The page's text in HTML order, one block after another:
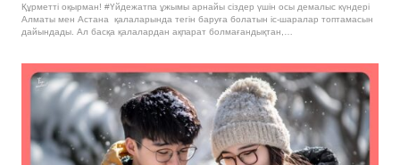
Құрметті оқырман! #Үйдежатпа ұжымы арнайы сіздер үшін осы демалыс күндері
Алматы мен Астана қалаларында тегін баруға болатын іс-шаралар топтамасын
дайындады. Ал басқа қалалардан ақпарат болмағандықтан,…